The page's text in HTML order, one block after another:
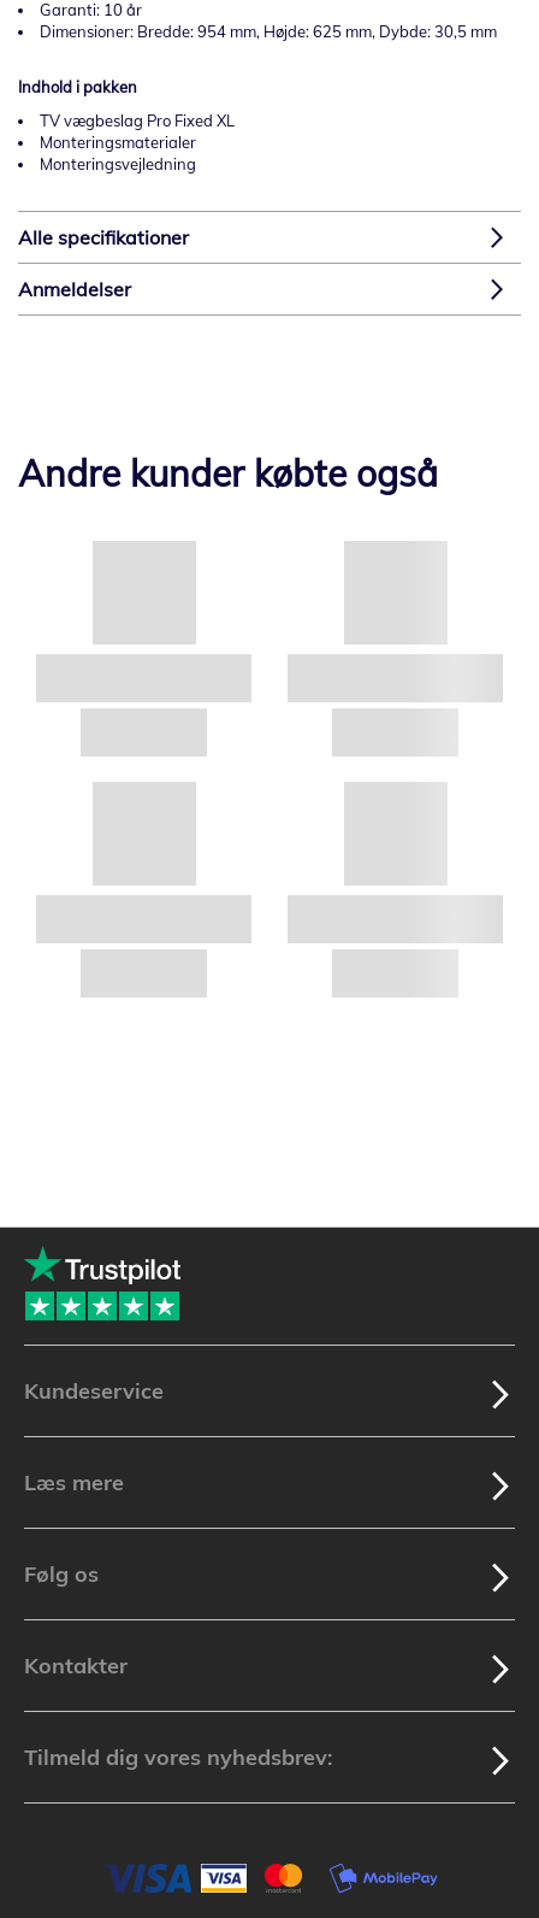
Garanti: 10 år
Dimensioner: Bredde: 954 mm, Højde: 625 mm, Dybde: 30,5 mm
Indhold i pakken
TV vægbeslag Pro Fixed XL
Monteringsmaterialer
Monteringsvejledning
Alle specifikationer
Anmeldelser
Andre kunder købte også
Kundeservice
Læs mere
Følg os
Kontakter
Tilmeld dig vores nyhedsbrev: